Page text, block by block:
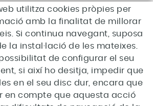
Públic
en el
suport
utilitza cookies pròpies per
amb la finalitat de millorar
Si continua navegant, suposa
la instal·lació de les mateixes.
possibilitat de configurar el seu
si així ho desitja, impedir que
en el seu disc dur, encara que
en compte que aquesta acció